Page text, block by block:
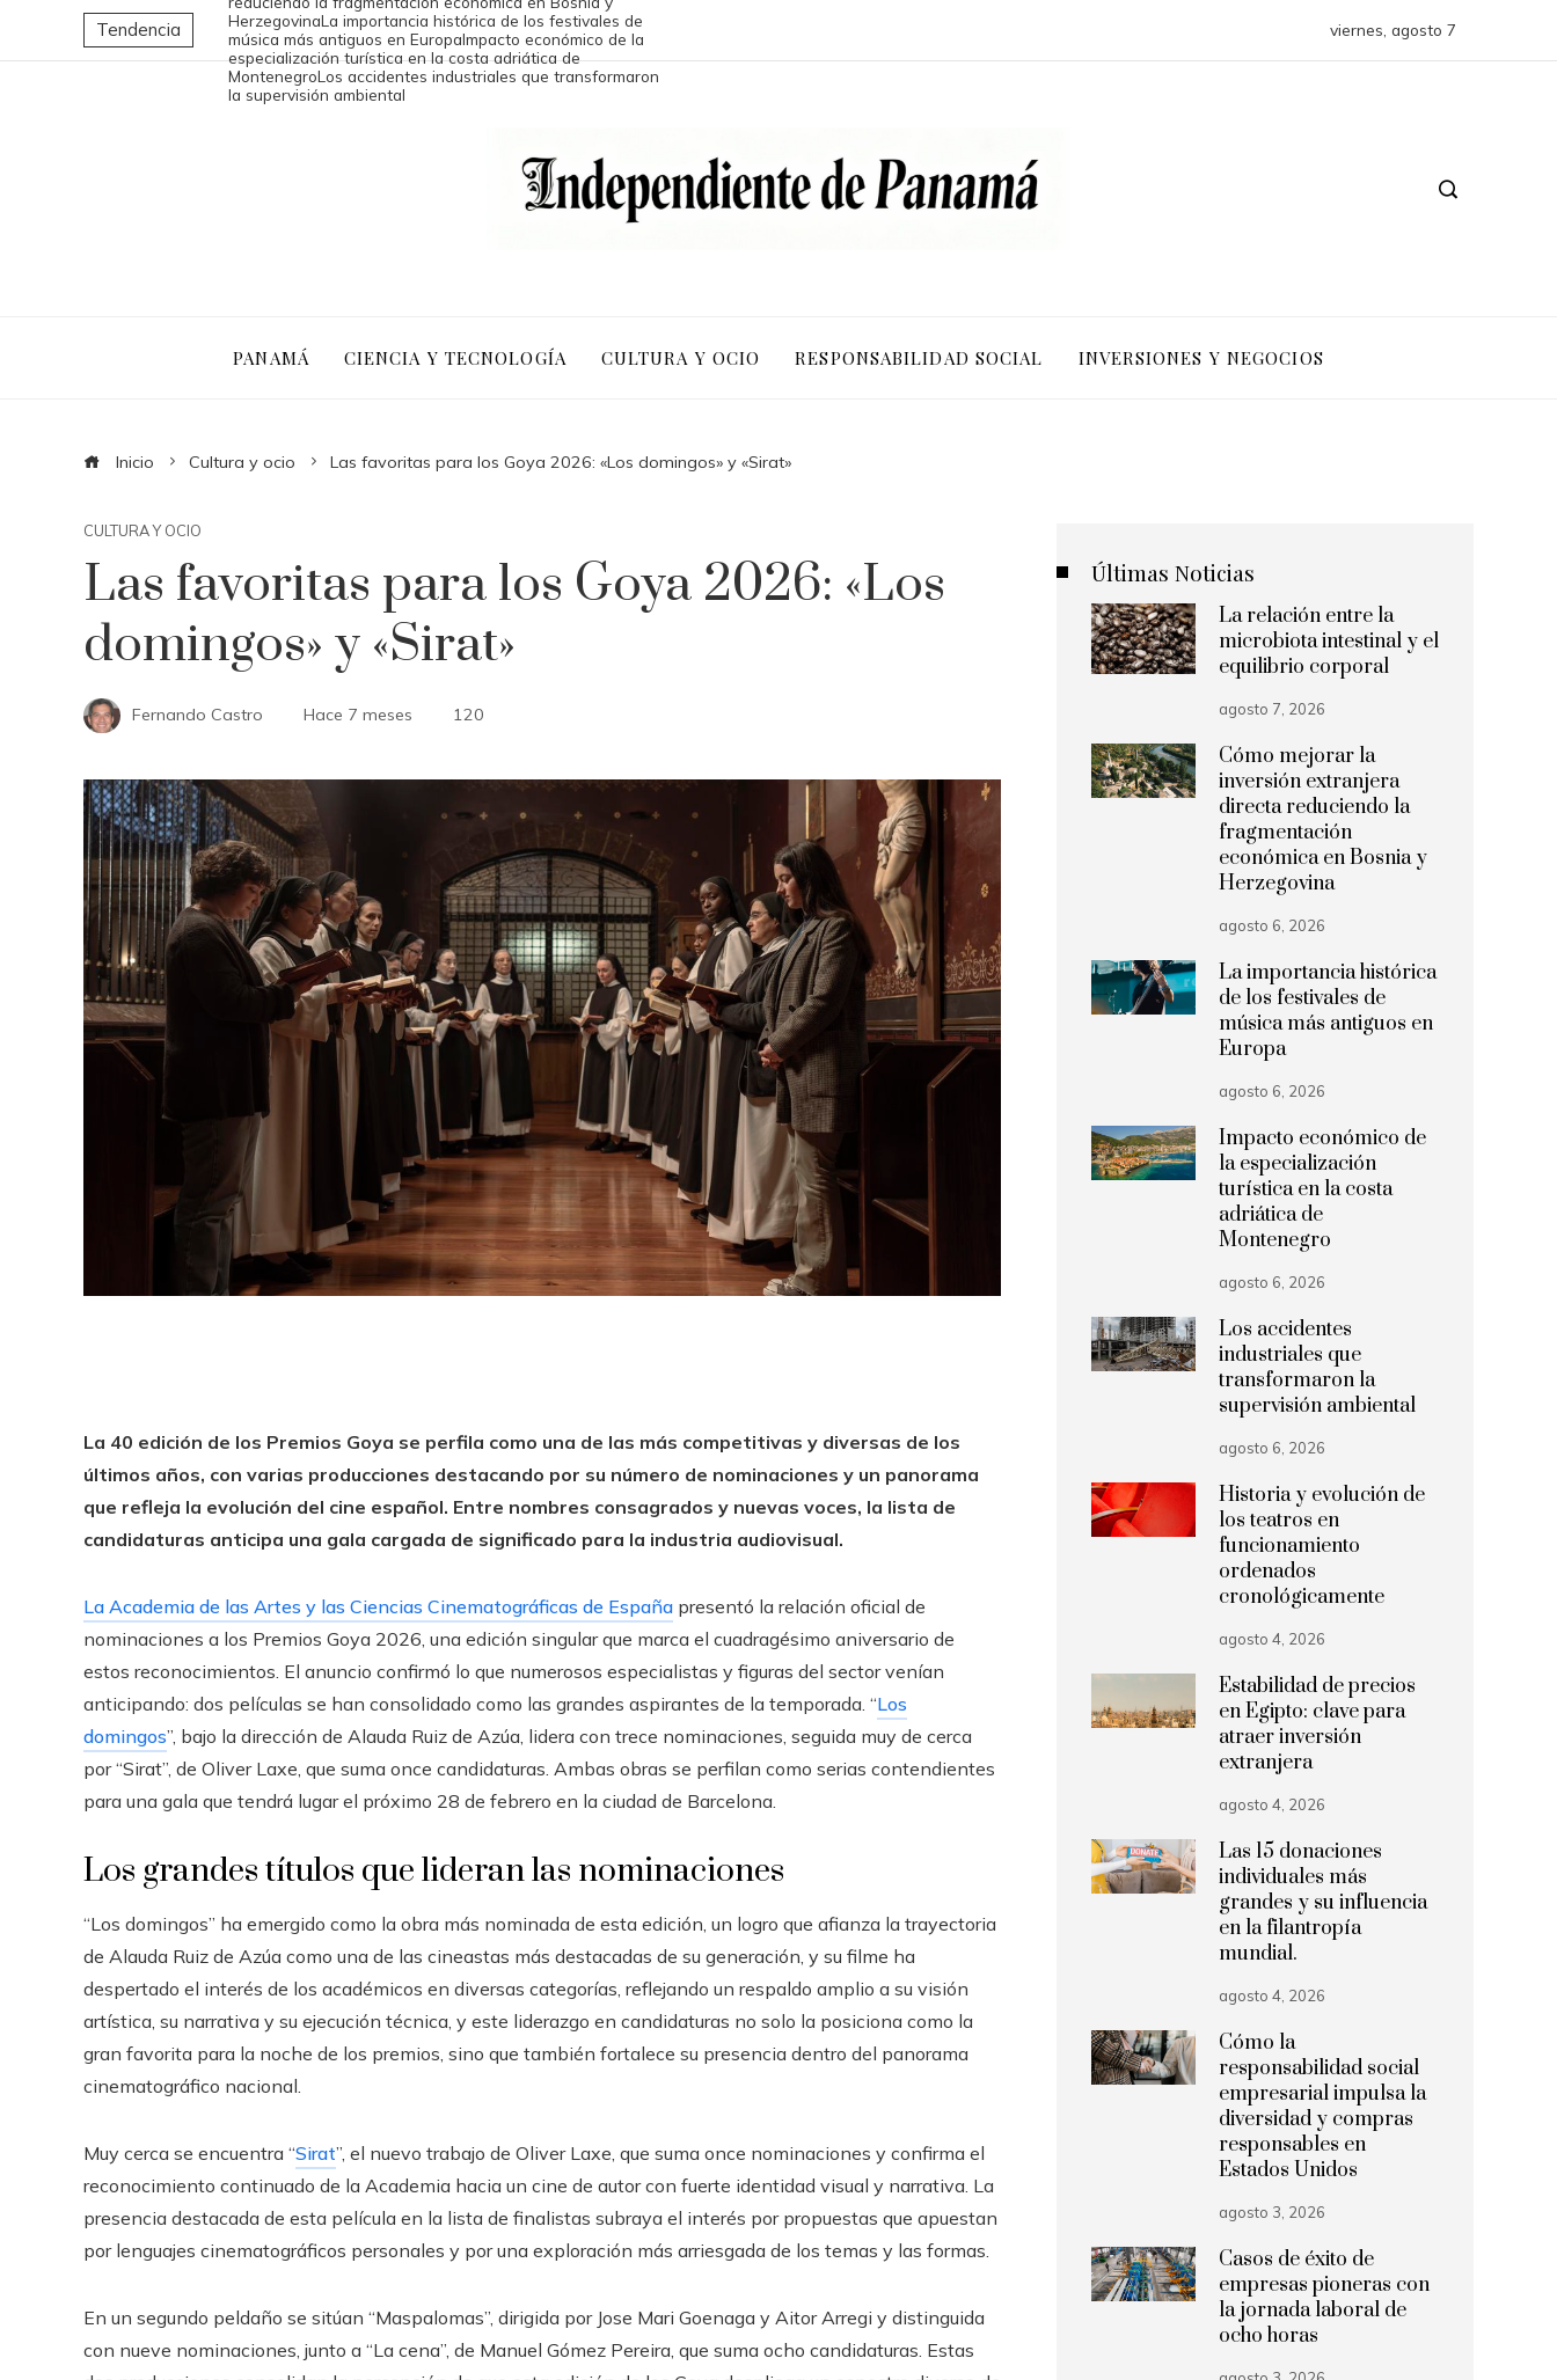
Tendencia
HerzegovinaLa importancia histórica de los festivales de
música más antiguos en EuropaImpacto económico de la
especialización turística en la costa adriática de
MontenegroLos accidentes industriales que transformaron
la supervisión ambiental
viernes, agosto 7
PANAMÁ CIENCIA Y TECNOLOGÍA CULTURA Y OCIO RESPONSABILIDAD SOCIAL INVERSIONES Y NEGOCIOS
Inicio Cultura y ocio Las favoritas para los Goya 2026: «Los domingos» y «Sirat»
CULTURA Y OCIO
Las favoritas para los Goya 2026: «Los
domingos» y «Sirat»
Fernando Castro Hace 7 meses 120
La 40 edición de los Premios Goya se perfila como una de las más competitivas y diversas de los
últimos años, con varias producciones destacando por su número de nominaciones y un panorama
que refleja la evolución del cine español. Entre nombres consagrados y nuevas voces, la lista de
candidaturas anticipa una gala cargada de significado para la industria audiovisual.
La Academia de las Artes y las Ciencias Cinematográficas de España presentó la relación oficial de
nominaciones a los Premios Goya 2026, una edición singular que marca el cuadragésimo aniversario de
estos reconocimientos. El anuncio confirmó lo que numerosos especialistas y figuras del sector venían
anticipando: dos películas se han consolidado como las grandes aspirantes de la temporada. “Los
domingos”, bajo la dirección de Alauda Ruiz de Azúa, lidera con trece nominaciones, seguida muy de cerca
por “Sirat”, de Oliver Laxe, que suma once candidaturas. Ambas obras se perfilan como serias contendientes
para una gala que tendrá lugar el próximo 28 de febrero en la ciudad de Barcelona.
Los grandes títulos que lideran las nominaciones
“Los domingos” ha emergido como la obra más nominada de esta edición, un logro que afianza la trayectoria
de Alauda Ruiz de Azúa como una de las cineastas más destacadas de su generación, y su filme ha
despertado el interés de los académicos en diversas categorías, reflejando un respaldo amplio a su visión
artística, su narrativa y su ejecución técnica, y este liderazgo en candidaturas no solo la posiciona como la
gran favorita para la noche de los premios, sino que también fortalece su presencia dentro del panorama
cinematográfico nacional.
Muy cerca se encuentra “Sirat”, el nuevo trabajo de Oliver Laxe, que suma once nominaciones y confirma el
reconocimiento continuado de la Academia hacia un cine de autor con fuerte identidad visual y narrativa. La
presencia destacada de esta película en la lista de finalistas subraya el interés por propuestas que apuestan
por lenguajes cinematográficos personales y por una exploración más arriesgada de los temas y las formas.
En un segundo peldaño se sitúan “Maspalomas”, dirigida por Jose Mari Goenaga y Aitor Arregi y distinguida
con nueve nominaciones, junto a “La cena”, de Manuel Gómez Pereira, que suma ocho candidaturas. Estas
Últimas Noticias
La relación entre la
microbiota intestinal y el
equilibrio corporal
agosto 7, 2026
Cómo mejorar la
inversión extranjera
directa reduciendo la
fragmentación
económica en Bosnia y
Herzegovina
agosto 6, 2026
La importancia histórica
de los festivales de
música más antiguos en
Europa
agosto 6, 2026
Impacto económico de
la especialización
turística en la costa
adriática de
Montenegro
agosto 6, 2026
Los accidentes
industriales que
transformaron la
supervisión ambiental
agosto 6, 2026
Historia y evolución de
los teatros en
funcionamiento
ordenados
cronológicamente
agosto 4, 2026
Estabilidad de precios
en Egipto: clave para
atraer inversión
extranjera
agosto 4, 2026
Las 15 donaciones
individuales más
grandes y su influencia
en la filantropía
mundial.
agosto 4, 2026
Cómo la
responsabilidad social
empresarial impulsa la
diversidad y compras
responsables en
Estados Unidos
agosto 3, 2026
Casos de éxito de
empresas pioneras con
la jornada laboral de
ocho horas